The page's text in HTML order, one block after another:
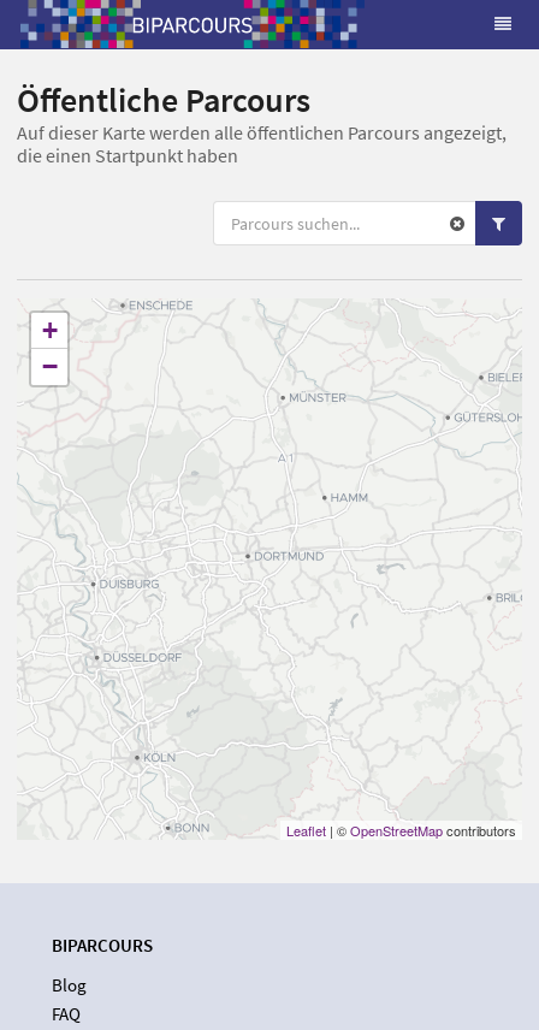
Öffentliche Parcours
Auf dieser Karte werden alle öffentlichen Parcours angezeigt,
die einen Startpunkt haben
+
−
Leaflet | ©OpenStreetMapcontributors
BIPARCOURS
Blog
FAQ